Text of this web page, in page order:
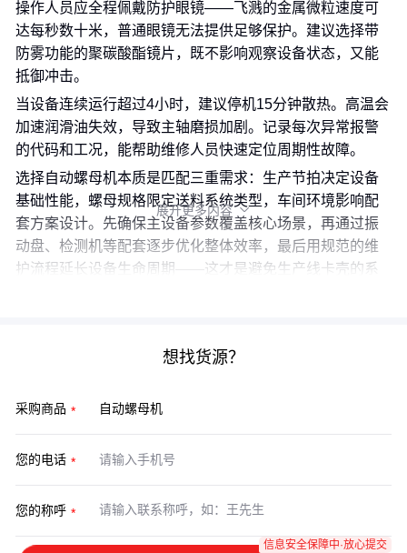
操作人员应全程佩戴防护眼镜——飞溅的金属微粒速度可
达每秒数十米，普通眼镜无法提供足够保护。建议选择带
防雾功能的聚碳酸酯镜片，既不影响观察设备状态，又能
抵御冲击。
当设备连续运行超过4小时，建议停机15分钟散热。高温会
加速润滑油失效，导致主轴磨损加剧。记录每次异常报警
的代码和工况，能帮助维修人员快速定位周期性故障。
选择自动螺母机本质是匹配三重需求：生产节拍决定设备
基础性能，螺母规格限定送料系统类型，车间环境影响配
套方案设计。先确保主设备参数覆盖核心场景，再通过振
动盘、检测机等配套逐步优化整体效率，最后用规范的维
护流程延长设备生命周期——这才是避免生产线卡壳的系
展开更多内容 
想找货源？
采购商品
您的电话
您的称呼
信息安全保障中·放心提交